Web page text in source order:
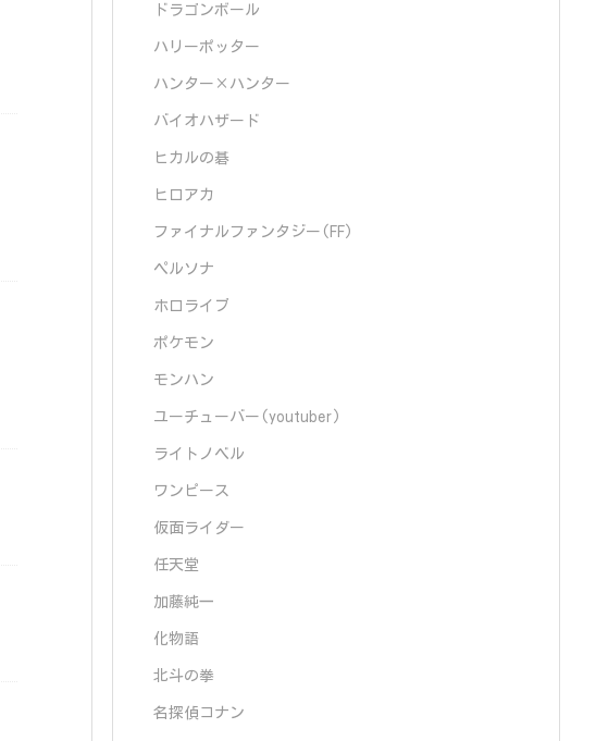
ドラゴンボール
ハリーポッター
ハンター×ハンター
バイオハザード
ヒカルの碁
ヒロアカ
ファイナルファンタジー(FF)
ペルソナ
ホロライブ
ポケモン
モンハン
ユーチューバー(youtuber)
ライトノベル
ワンピース
仮面ライダー
任天堂
加藤純一
化物語
北斗の拳
名探偵コナン